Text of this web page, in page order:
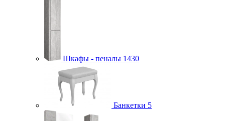
Шкафы - пеналы 1430
Банкетки 5